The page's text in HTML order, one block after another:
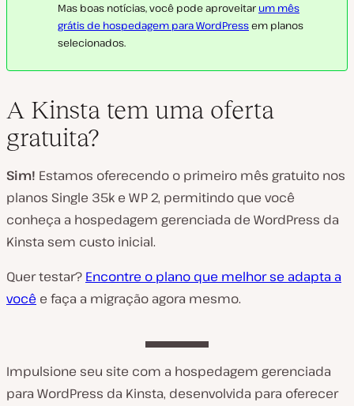
Mas boas notícias, você pode aproveitar um mês
grátis de hospedagem para WordPressem planos
selecionados.
A Kinsta tem uma oferta
gratuita?
Sim! Estamos oferecendo o primeiro mês gratuito nos
planos Single 35k e WP 2, permitindo que você
conheça a hospedagem gerenciada de WordPress da
Kinsta sem custo inicial.
Quer testar? Encontre o plano que melhor se adapta a
você e faça a migração agora mesmo.
Impulsione seu site com a hospedagem gerenciada
para WordPress da Kinsta, desenvolvida para oferecer